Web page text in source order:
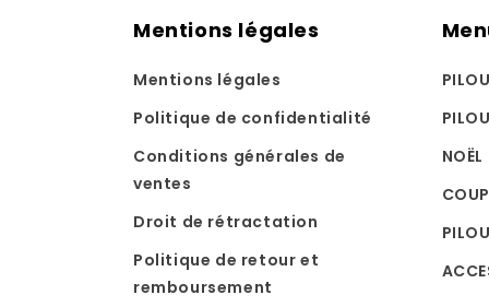
Mentions légales
Mentions légales
Politique de confidentialité
Conditions générales de
ventes
Droit de rétractation
Politique de retour et
remboursement
NOËL